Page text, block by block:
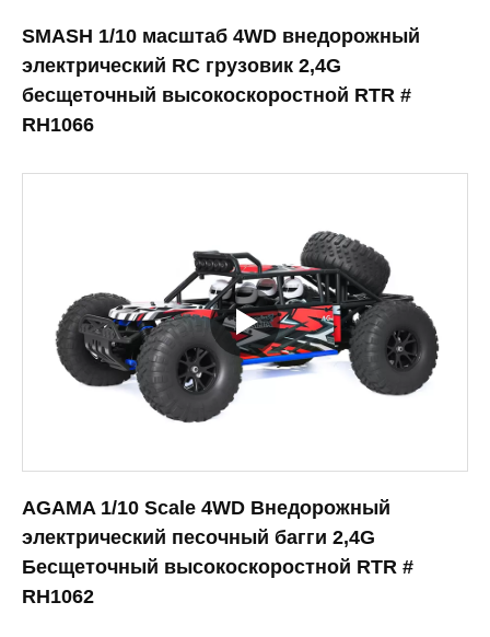
SMASH 1/10 масштаб 4WD внедорожный
электрический RC грузовик 2,4G
бесщеточный высокоскоростной RTR #
RH1066
AGAMA 1/10 Scale 4WD Внедорожный
электрический песочный багги 2,4G
Бесщеточный высокоскоростной RTR #
RH1062